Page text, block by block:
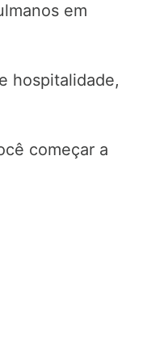
em
hospitalidade,
começar a